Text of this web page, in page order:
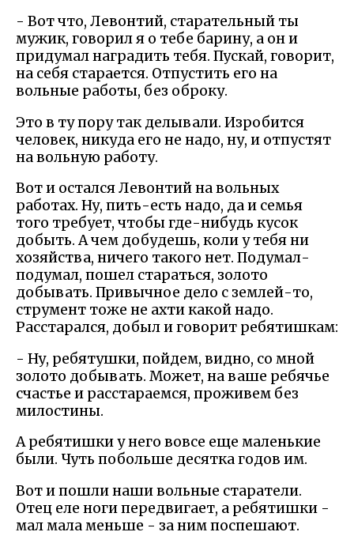
- Вот что, Левонтий, старательный ты
мужик, говорил я о тебе барину, а он и
придумал наградить тебя. Пускай, говорит,
на себя старается. Отпустить его на
вольные работы, без оброку.
Это в ту пору так делывали. Изробится
человек, никуда его не надо, ну, и отпустят
на вольную работу.
Вот и остался Левонтий на вольных
работах. Ну, пить-есть надо, да и семья
того требует, чтобы где-нибудь кусок
добыть. А чем добудешь, коли у тебя ни
хозяйства, ничего такого нет. Подумал-
подумал, пошел стараться, золото
добывать. Привычное дело с землей-то,
струмент тоже не ахти какой надо.
Расстарался, добыл и говорит ребятишкам:
- Ну, ребятушки, пойдем, видно, со мной
золото добывать. Может, на ваше ребячье
счастье и расстараемся, проживем без
милостины.
А ребятишки у него вовсе еще маленькие
были. Чуть побольше десятка годов им.
Вот и пошли наши вольные старатели.
Отец еле ноги передвигает, а ребятишки -
мал мала меньше - за ним поспешают.